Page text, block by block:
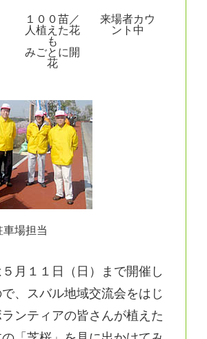
１００苗／
人植えた花
も
みごとに開
花
来場者カウ
ント中
車場担当
月１１日（日）まで開催し
、スバル地域交流会をはじ
ンティアの皆さんが植えた